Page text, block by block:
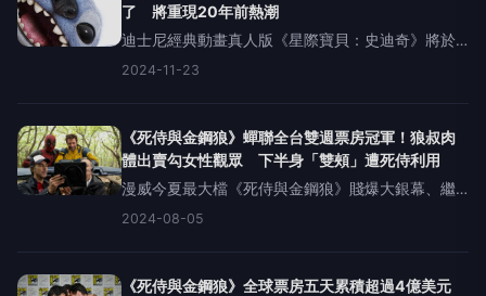
了 將重現20年前熱潮
迪士尼經典動畫真人版《星際寶貝：史迪奇》將於
2025年5月22日暑期第一檔萌翻大銀幕。風靡全球
史上最萌外星人史迪奇魅力不減，全新真人版更以
栩栩如生的風貌登
2024-11-23
《死侍與金鋼狼》蟬聯全台雙週票房冠軍！狼叔肉
體出賣勾女性觀眾 下半身「雙頰」遭死侍利用
漫威今夏最大檔《死侍與金鋼狼》賤爆大銀幕、繼
上週儘管強颱來襲全台依然破億後，本週也毫不意
發燒。最新宣傳攻勢出賣狼叔肉體勾女性觀眾，下
半身「雙頰」遭死侍
2024-08-05
《死侍與金鋼狼》全球票房五天累積超過4億美元